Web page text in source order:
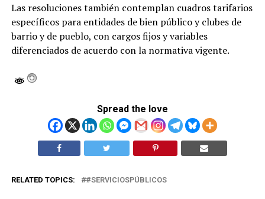
Las resoluciones también contemplan cuadros tarifarios
específicos para entidades de bien público y clubes de
barrio y de pueblo, con cargos fijos y variables
diferenciados de acuerdo con la normativa vigente.
Spread the love
RELATED TOPICS: #SERVICIOSPÚBLICOS